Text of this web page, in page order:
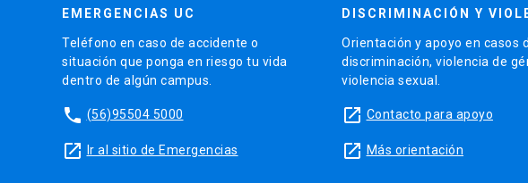
EMERGENCIAS UC
Teléfono en caso de accidente o
situación que ponga en riesgo tu vida
dentro de algún campus.
phone (56)95504 5000
launch Ir al sitio de Emergencias
DISCRIMINACIÓN Y
Orientación y apoyo en casos
discriminación, violencia de
violencia sexual.
launch Contacto para apoyo
launch Más orientación